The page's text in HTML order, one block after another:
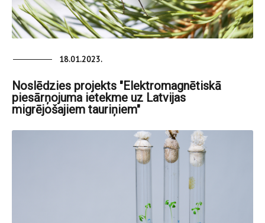
18.01.2023.
Noslēdzies projekts "Elektromagnētiskā
piesārņojuma ietekme uz Latvijas
migrējošajiem tauriņiem"